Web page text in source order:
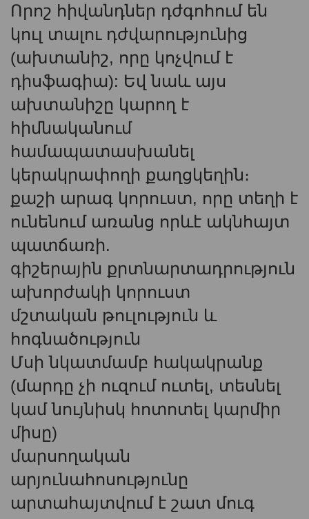
Որոշ հիվանդներ դժգոհում են
կուլ տալու դժվարությունից
(ախտանիշ, որը կոչվում է
դիսֆագիա): Եվ նաև այս
ախտանիշը կարող է
հիմնականում
համապատասխանել
կերակրափողի քաղցկեղին։
քաշի արագ կորուստ, որը տեղի է
ունենում առանց որևէ ակնհայտ
պատճառի.
գիշերային քրտնարտադրություն
ախորժակի կորուստ
մշտական ​​թուլություն և
հոգնածություն
Մսի նկատմամբ հակակրանք
(մարդը չի ուզում ուտել, տեսնել
կամ նույնիսկ հոտոտել կարմիր
միսը)
մարսողական
արյունահոսությունը
արտահայտվում է շատ մուգ